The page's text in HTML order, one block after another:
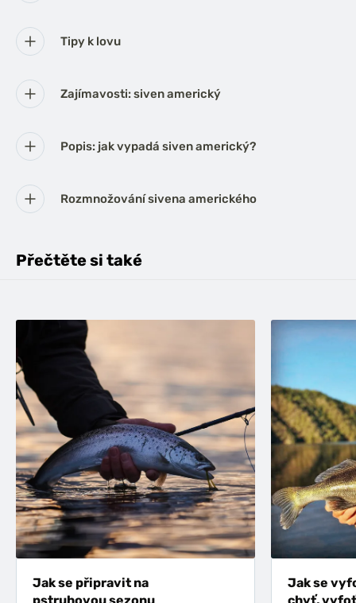
Tipy k lovu
Zajímavosti: siven americký
Popis: jak vypadá siven americký?
Rozmnožování sivena amerického
Přečtěte si také
Jak se připravit na
Jak se